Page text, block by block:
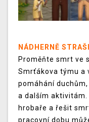
NÁDHERNĚ
Proměňte smrt ve
Smrťákova týmu a
pomáhání
a dalším
hrobaře a řešit
pracovní dobu